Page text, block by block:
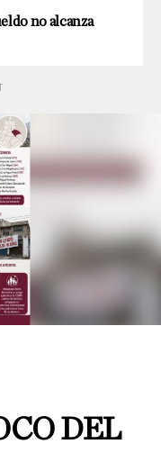
no alcanza
DEL